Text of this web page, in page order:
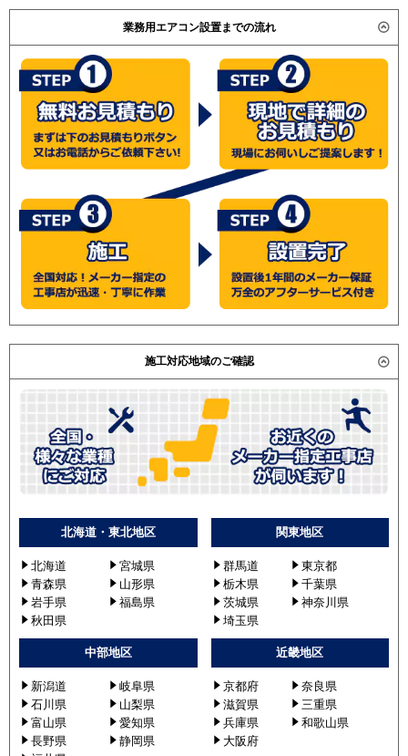
SSRK63BCT
SSRK63CNV
SSRK63CNT
SSRK63CV
SSRK63CT
SSRK63BJNV
SSRK63BJNT
SSRK63BJV
SSRK63BJT
SSRK63BFNV
SSRK63BFNT
SSRK63BFV
SSRK63BFT
SSRK63BYNV
SSRK63BYNT
SSRK63BYV
SSRK63BYT
RSXA06333JMU
RSXA06333MU
RSXA06333JXU
RSXA06333XU
RSXA06333JMUB
RSXA06333MUB
PMZ-ZRMP63FV
PMZ-ZRMP63SFFV
PMZ-ZRMP63FFV
PMZ-ZRMP63SFR
PMZ-ZRMP63FR
PMZ-ZRMP63SF2
PMZ-ZRMP63F2
PMZ-ZRMP63SFFR
PMZ-ZRMP63FFR
ダイキン SSRK63BAT / SSRK63BT / SZZK63CBT /
SZZK63CBNT / SZZK63CBV / SZZK63CBNV /
SSRK63AT / SSRK63ANT / SSRK63AV / SSRK63ANV /
日立RCIS-AP63GH4 / PMZ-ZRMP63FK / RCIS-
AP63GHJ2 / RCIS-AP63GH2 / 三菱電機 PMZ-
ZRMP63FK/ PMZ-ZRMP63FH / PMZ-ZRP63SFEE /
PMZ-ZRP63FEE / PMZ-ZRP63SFE / PMZ-ZRP63FE / 日
立 RCIS-AP63GHJ2 / RCIS-AP63GH2 / RCIS-GP63RGH /
RCIS-AP63GH5 / 三菱電機 PMZ-ZRP63SFED / PMZ-
ZRP63FED / PMZ-ZRP63SFD / PMZ-ZRP63FD /
(こちらの型番は参考です。メーカーや仕様によって価格
は異なります。旧型番は在庫切れの可能性がございま
す。）
業務用エアコン設置までの流れ
施工対応地域のご確認
北海道・東北地区
北海道
宮城県
青森県
山形県
岩手県
福島県
秋田県
関東地区
群馬道
東京都
栃木県
千葉県
茨城県
神奈川県
埼玉県
中部地区
新潟道
岐阜県
石川県
山梨県
富山県
愛知県
長野県
静岡県
近畿地区
京都府
奈良県
滋賀県
三重県
兵庫県
和歌山県
大阪府